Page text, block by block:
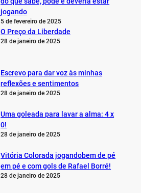
jogando
5 de fevereiro de 2025
O Preço da Liberdade
28 de janeiro de 2025
Escrevo para dar voz às minhas
reflexões e sentimentos
28 de janeiro de 2025
Uma goleada para lavar a alma: 4 x
0!
28 de janeiro de 2025
Vitória Colorada jogandobem de pé
em pé e com gols de Rafael Borré!
28 de janeiro de 2025